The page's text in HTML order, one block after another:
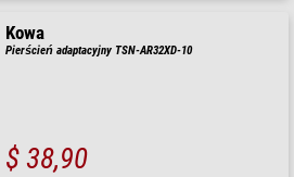
Kowa
Pierścień adaptacyjny TSN-AR32XD-10
$ 38,90